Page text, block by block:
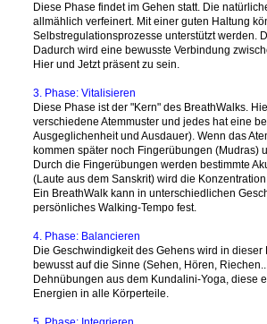
Diese Phase findet im Gehen statt. Die
allmählich verfeinert. Mit einer guten Haltung
Selbstregulationsprozesse unterstützt werden.
Dadurch wird eine bewusste Verbindung
Hier und Jetzt präsent zu sein.
3. Phase: Vitalisieren
Diese Phase ist der "Kern" des BreathWalks.
verschiedene Atemmuster und jedes hat eine
Ausgeglichenheit und Ausdauer). Wenn das
kommen später noch Fingerübungen (Mudras)
Durch die Fingerübungen werden bestimmte
(Laute aus dem Sanskrit) wird die
Ein BreathWalk kann in unterschiedlichen
persönliches Walking-Tempo fest.
4. Phase: Balancieren
Die Geschwindigkeit des Gehens wird in
bewusst auf die Sinne (Sehen, Hören,
Dehnübungen aus dem Kundalini-Yoga, diese
Energien in alle Körperteile.